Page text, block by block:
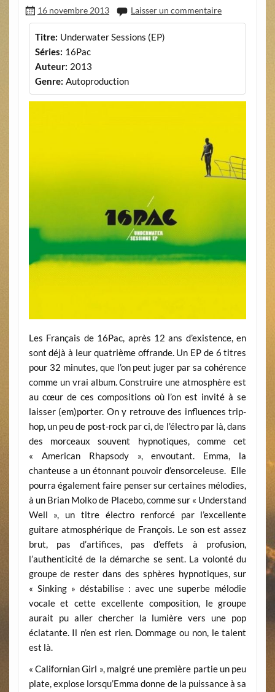
16 novembre 2013 Laisser un commentaire
Titre: Underwater Sessions (EP)
Séries: 16Pac
Auteur: 2013
Genre: Autoproduction
Les Français de 16Pac, après 12 ans d’existence, en
sont déjà à leur quatrième offrande. Un EP de 6 titres
pour 32 minutes, que l’on peut juger par sa cohérence
comme un vrai album. Construire une atmosphère est
au cœur de ces compositions où l’on est invité à se
laisser (em)porter. On y retrouve des influences trip-
hop, un peu de post-rock par ci, de l’électro par là, dans
des morceaux souvent hypnotiques, comme cet
« American Rhapsody », envoutant. Emma, la
chanteuse a un étonnant pouvoir d’ensorceleuse. Elle
pourra également faire penser sur certaines mélodies,
à un Brian Molko de Placebo, comme sur « Understand
Well », un titre électro renforcé par l’excellente
guitare atmosphérique de François. Le son est assez
brut, pas d’artifices, pas d’effets à profusion,
l’authenticité de la démarche se sent. La volonté du
groupe de rester dans des sphères hypnotiques, sur
« Sinking » déstabilise : avec une superbe mélodie
vocale et cette excellente composition, le groupe
aurait pu aller chercher la lumière vers une pop
éclatante. Il n’en est rien. Dommage ou non, le talent
est là.
« Californian Girl », malgré une première partie un peu
plate, explose lorsqu’Emma donne de la puissance à sa